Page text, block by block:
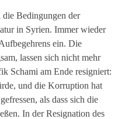
Bedingungen der
in Syrien. Immer wieder
ein. Die
lassen sich nicht mehr
Schami am Ende resigniert:
und die Korruption hat
als dass sich die
In der Resignation des